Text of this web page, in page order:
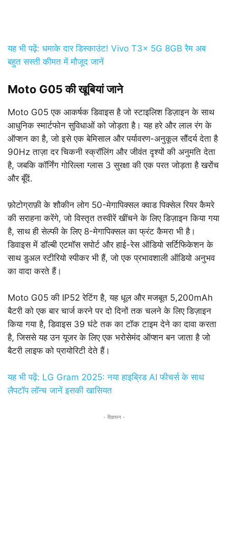
यह भी पढ़ें: धमाके दार डिस्काउंट! Vivo T3x 5G 8GB रैम अब
बहुत सस्ती कीमत में मौजूद जानें
Moto G05 की खूबियां जाने
Moto G05 एक आकर्षक डिवाइस है जो स्टाइलिश डिज़ाइन के साथ
आधुनिक स्मार्टफोन सुविधाओं को जोड़ता है। यह हरे और लाल रंग के
ऑप्शन का है, जो इसे एक बेमिसाल और पर्यावरण-अनुकूल सौंदर्य देता है
90Hz ताज़ा दर चिकनी स्क्रॉलिंग और जीवंत दृश्यों की अनुमति देता
है, जबकि कॉर्निंग गोरिल्ला ग्लास 3 सुरक्षा की एक परत जोड़ता है खरोंच
और बूँदें.
फ़ोटोग्राफ़ी के शौकीन लोग 50-मेगापिक्सल क्वाड पिक्सेल रियर कैमरे
की सराहना करेंगे, जो विस्तृत तस्वीरें खींचने के लिए डिज़ाइन किया गया
है, साथ ही सेल्फी के लिए 8-मेगापिक्सल का फ्रंट कैमरा भी है।
डिवाइस में डॉल्बी एटमॉस सपोर्ट और हाई-रेस ऑडियो सर्टिफिकेशन के
साथ डुअल स्टीरियो स्पीकर भी हैं, जो एक प्रभावशाली ऑडियो अनुभव
का वादा करते हैं।
Moto G05 की IP52 रेटिंग है, यह धूल और मजबूत 5,200mAh
बैटरी को एक बार चार्ज करने पर दो दिनों तक चलने के लिए डिज़ाइन
किया गया है, डिवाइस 39 घंटे तक का टॉक टाइम देने का दावा करता
है, जिससे यह उन यूजर के लिए एक भरोसेमंद ऑप्शन बन जाता है जो
बैटरी लाइफ को प्रायोरिटी देते हैं।
यह भी पढ़ें: LG Gram 2025: नया हाइब्रिड AI फीचर्स के साथ
लैपटॉप लॉन्च जानें इसकी खासियत
- विज्ञापन -